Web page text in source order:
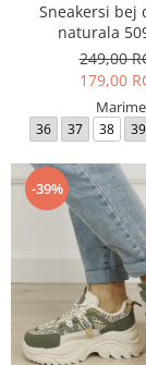
Sneakersi bej
naturala
249,00
179,00
36 37 38 39
-39%